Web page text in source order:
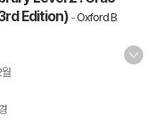
Edition) -Oxford B